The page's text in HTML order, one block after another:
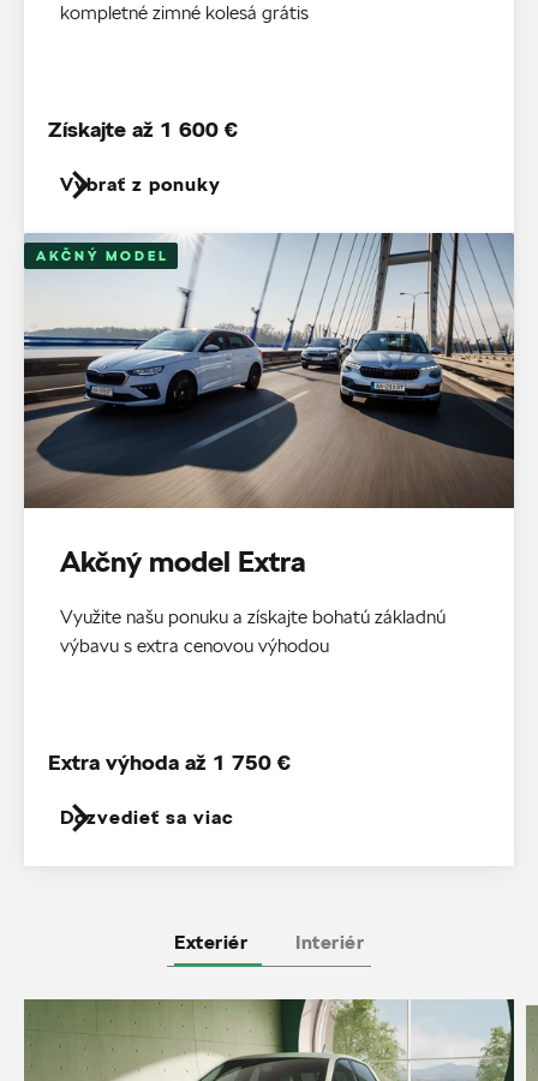
kompletné zimné kolesá grátis
Vybrať z ponuky
Získajte až 1 600 €
AKČNÝ MODEL
Akčný model Extra
Využite našu ponuku a získajte bohatú základnú
výbavu s extra cenovou výhodou
Dozvedieť sa viac
Extra výhoda až 1 750 €
Exteriér Interiér